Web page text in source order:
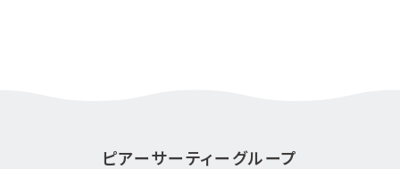
ピアーサーティーグループ